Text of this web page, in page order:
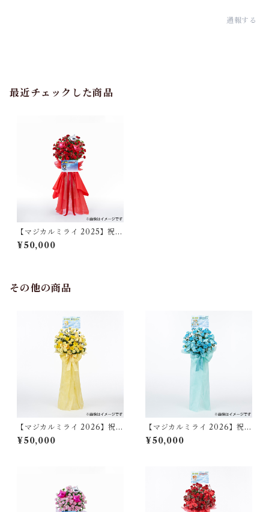
通報する
最近チェックした商品
【マジカルミライ 2025】祝い
花/MEIKO（東京）
¥50,000
その他の商品
【マジカルミライ 2026】祝い
花/鏡音レン（大阪）
¥50,000
【マジカルミライ 2026】祝い
花/初音ミク（大阪）
¥50,000